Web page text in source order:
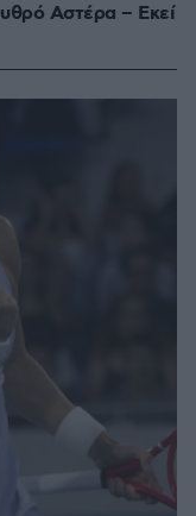
Αστέρα – Εκεί